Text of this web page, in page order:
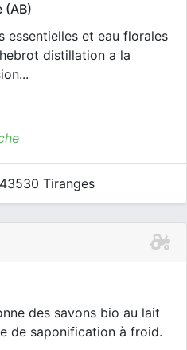
essentielles et eau florales
distillation a la
Tiranges
des savons bio au lait
de saponification à froid.